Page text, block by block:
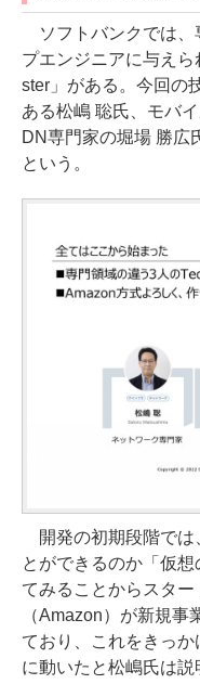
ソフトバンクでは、
プエンジニアに与え
ster」がある。今回の
ある松嶋 聡氏、モバ
DN専門家の堀場 勝広
という。
開発の初期段階では
とができるのか「仮
てみることからスタ
（Amazon）が新規
ており、これをきっ
に動いたと松嶋氏は説